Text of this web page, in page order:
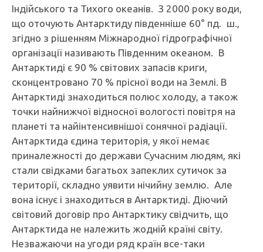
Індійського та Тихого океанів. З 2000 року води,
що оточують Антарктиду південніше 60° пд. ш.,
згідно з рішенням Міжнародної гідрографічної
організації називають Південним океаном. В
Антарктиді є 90 % світових запасів криги,
сконцентровано 70 % прісної води на Землі. В
Антарктиді знаходиться полюс холоду, а також
точки найнижчої відносної вологості повітря на
планеті та найінтенсивнішої сонячної радіації.
Антарктида єдина територія, у якої немає
приналежності до держави Сучасним людям, які
стали свідками багатьох запеклих сутичок за
території, складно уявити нічийну землю. Але
вона існує і знаходиться в Антарктиді. Діючий
світовий договір про Антарктику свідчить, що
Антарктида не належить жодній країні світу.
Незважаючи на угоди ряд країн все-таки